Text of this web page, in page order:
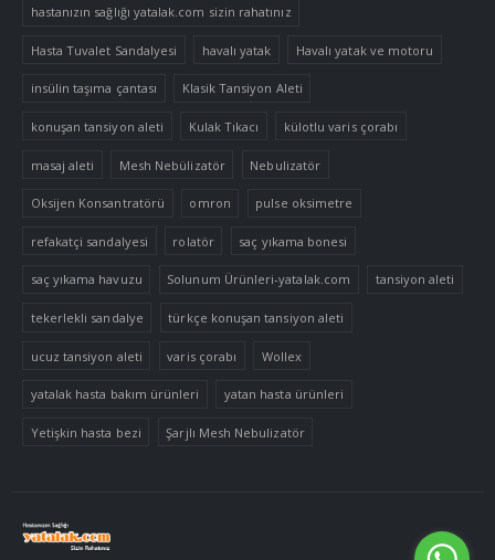
hastanızın sağlığı yatalak.com sizin rahatınız
Hasta Tuvalet Sandalyesi havalı yatak Havalı yatak ve motoru
insülin taşıma çantası Klasik Tansiyon Aleti
konuşan tansiyon aleti Kulak Tıkacı külotlu varis çorabı
masaj aleti Mesh Nebülizatör Nebulizatör
Oksijen Konsantratörü omron pulse oksimetre
refakatçi sandalyesi rolatör saç yıkama bonesi
saç yıkama havuzu Solunum Ürünleri-yatalak.com tansiyon aleti
tekerlekli sandalye türkçe konuşan tansiyon aleti
ucuz tansiyon aleti varis çorabı Wollex
yatalak hasta bakım ürünleri yatan hasta ürünleri
Yetişkin hasta bezi Şarjlı Mesh Nebulizatör